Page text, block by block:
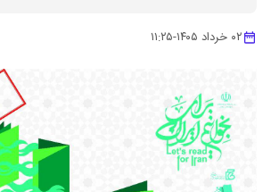
۰۲ خرداد ۱۴۰۵ -۱۱:۲۵